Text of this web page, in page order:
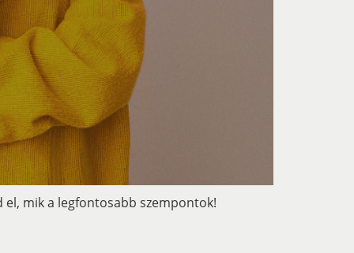
el, mik a legfontosabb szempontok!